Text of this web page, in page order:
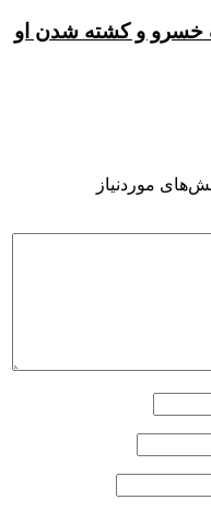
خسرو و کشته شدن او
موردنیاز